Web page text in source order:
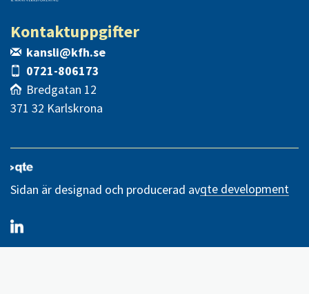
Kontaktuppgifter
kansli@kfh.se
0721-806173
Bredgatan 12
371 32 Karlskrona
Sidan är designad och producerad avqte development